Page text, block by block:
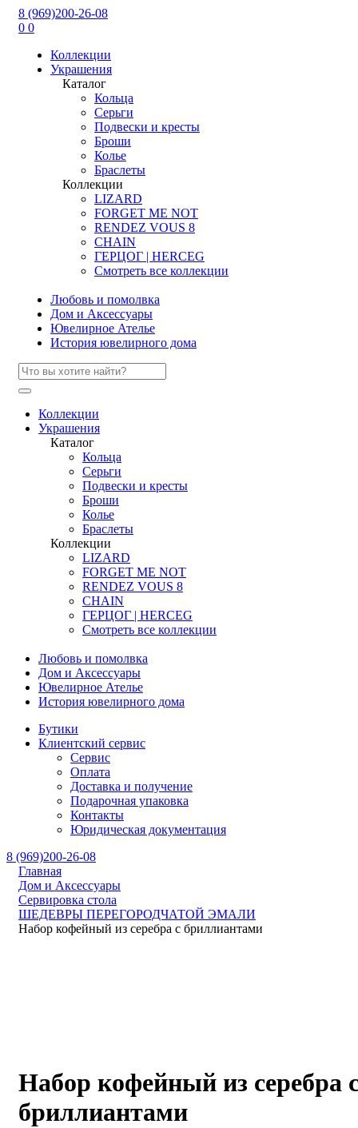
8 (969)200-26-08
0 0
Коллекции
Украшения
Каталог
Кольца
Серьги
Подвески и кресты
Броши
Колье
Браслеты
Коллекции
LIZARD
FORGET ME NOT
RENDEZ VOUS 8
CHAIN
ГЕРЦОГ | HERCEG
Смотреть все коллекции
Любовь и помолвка
Дом и Аксессуары
Ювелирное Ателье
История ювелирного дома
Коллекции
Украшения
Каталог
Кольца
Серьги
Подвески и кресты
Броши
Колье
Браслеты
Коллекции
LIZARD
FORGET ME NOT
RENDEZ VOUS 8
CHAIN
ГЕРЦОГ | HERCEG
Смотреть все коллекции
Любовь и помолвка
Дом и Аксессуары
Ювелирное Ателье
История ювелирного дома
Бутики
Клиентский сервис
Сервис
Оплата
Доставка и получение
Подарочная упаковка
Контакты
Юридическая документация
8 (969)200-26-08
Главная
Дом и Аксессуары
Сервировка стола
ШЕДЕВРЫ ПЕРЕГОРОДЧАТОЙ ЭМАЛИ
Набор кофейный из серебра с бриллиантами
Набор кофейный из серебра
бриллиантами